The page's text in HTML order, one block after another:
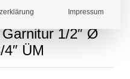
Garnitur 1/2″ Ø
ÜM
Impressum